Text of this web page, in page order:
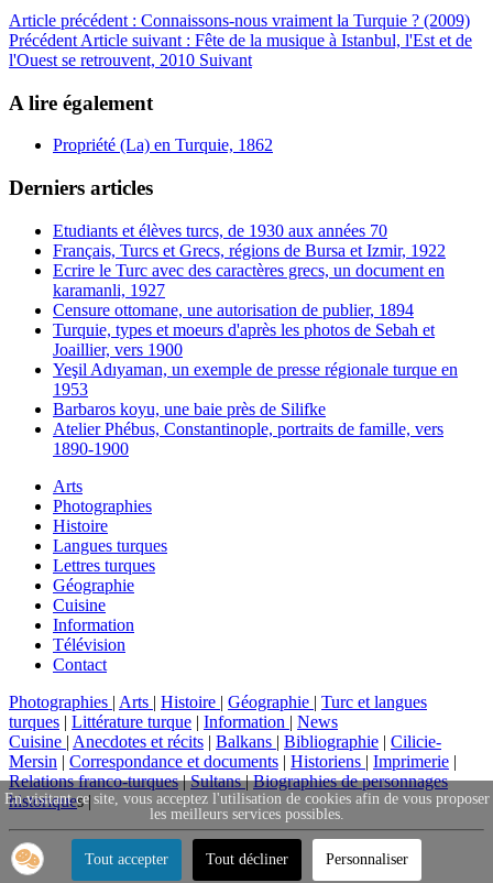
Article précédent : Connaissons-nous vraiment la Turquie ? (2009)
Précédent Article suivant : Fête de la musique à Istanbul, l'Est et de
l'Ouest se retrouvent, 2010 Suivant
A lire également
Propriété (La) en Turquie, 1862
Derniers articles
Etudiants et élèves turcs, de 1930 aux années 70
Français, Turcs et Grecs, régions de Bursa et Izmir, 1922
Ecrire le Turc avec des caractères grecs, un document en
karamanli, 1927
Censure ottomane, une autorisation de publier, 1894
Turquie, types et moeurs d'après les photos de Sebah et
Joaillier, vers 1900
Yeşil Adıyaman, un exemple de presse régionale turque en
1953
Barbaros koyu, une baie près de Silifke
Atelier Phébus, Constantinople, portraits de famille, vers
1890-1900
Arts
Photographies
Histoire
Langues turques
Lettres turques
Géographie
Cuisine
Information
Télévision
Contact
Photographies | Arts | Histoire | Géographie | Turc et langues
turques | Littérature turque | Information | News
Cuisine | Anecdotes et récits | Balkans | Bibliographie | Cilicie-
Mersin | Correspondance et documents | Historiens | Imprimerie |
Relations franco-turques|Sultans|Biographies de personnages
historiques |
En visitant ce site, vous acceptez l'utilisation de cookies afin de vous proposer
les meilleurs services possibles.
Tout accepter Tout décliner Personnaliser